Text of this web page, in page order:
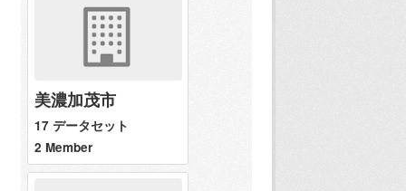
美濃加茂市
17 データセット
2 Member